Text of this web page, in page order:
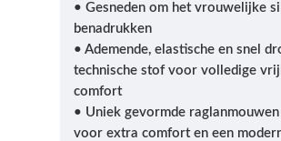
• Gesneden om het vrouwelijke
benadrukken
• Ademende, elastische en snel
technische stof voor volledige
comfort
• Uniek gevormde
voor extra comfort en een